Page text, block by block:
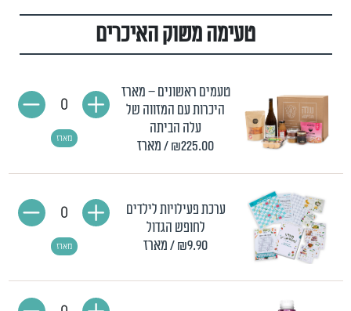
טעימה משוק האיכרים
טעמים ראשונים – מארז
היכרות עם המזווה של
עלה הביתה
₪225.00/ מארז מארז
0
ערכת פעילויות לילדים
לחופש הגדול
₪9.90/ מארז מארז
0